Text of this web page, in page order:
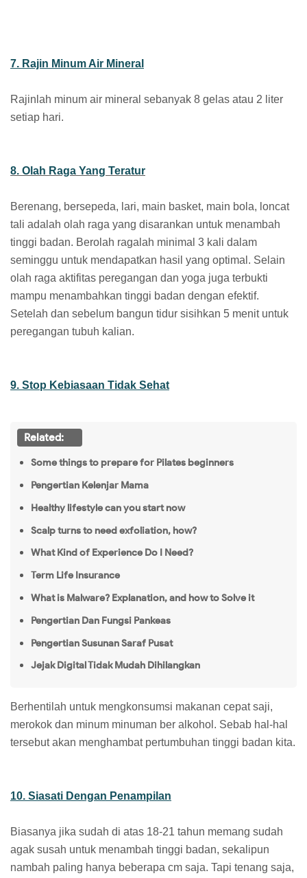
7. Rajin Minum Air Mineral
Rajinlah minum air mineral sebanyak 8 gelas atau 2 liter
setiap hari.
8. Olah Raga Yang Teratur
Berenang, bersepeda, lari, main basket, main bola, loncat
tali adalah olah raga yang disarankan untuk menambah
tinggi badan. Berolah ragalah minimal 3 kali dalam
seminggu untuk mendapatkan hasil yang optimal. Selain
olah raga aktifitas peregangan dan yoga juga terbukti
mampu menambahkan tinggi badan dengan efektif.
Setelah dan sebelum bangun tidur sisihkan 5 menit untuk
peregangan tubuh kalian.
9. Stop Kebiasaan Tidak Sehat
Related:
Some things to prepare for Pilates beginners
Pengertian Kelenjar Mama
Healthy lifestyle can you start now
Scalp turns to need exfoliation, how?
What Kind of Experience Do I Need?
Term Life Insurance
What is Malware? Explanation, and how to Solve it
Pengertian Dan Fungsi Pankeas
Pengertian Susunan Saraf Pusat
Jejak Digital Tidak Mudah Dihilangkan
Berhentilah untuk mengkonsumsi makanan cepat saji,
merokok dan minum minuman ber alkohol. Sebab hal-hal
tersebut akan menghambat pertumbuhan tinggi badan kita.
10. Siasati Dengan Penampilan
Biasanya jika sudah di atas 18-21 tahun memang sudah
agak susah untuk menambah tinggi badan, sekalipun
nambah paling hanya beberapa cm saja. Tapi tenang saja,